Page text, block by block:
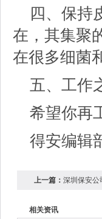
四、保持
在，其集聚
在很多细菌
五、工作
希望你再
得安编辑
上一篇： 深圳保安公
相关资讯